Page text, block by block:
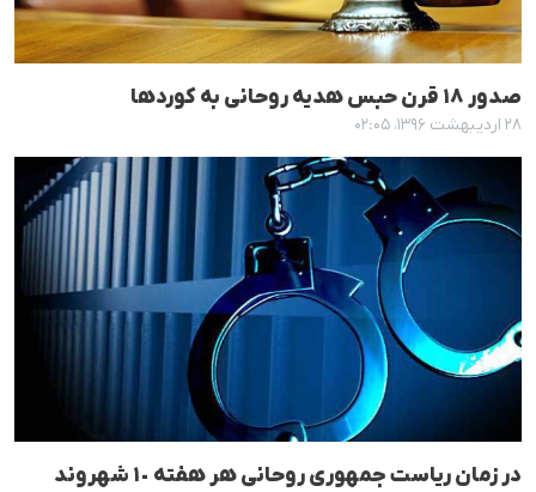
صدور ١٨ قرن حبس هدیە روحانی بە کوردها
۲۸ اردیبهشت ۱۳۹۶، ۰۲:۰۵
در زمان ریاست جمهوری روحانی هر هفتە ١٠ شهروند